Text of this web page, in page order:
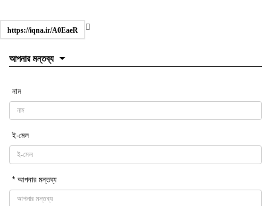
https://iqna.ir/A0EaeR
আপনার মন্তব্য
নাম
ই-মেল
* আপনার মন্তব্য